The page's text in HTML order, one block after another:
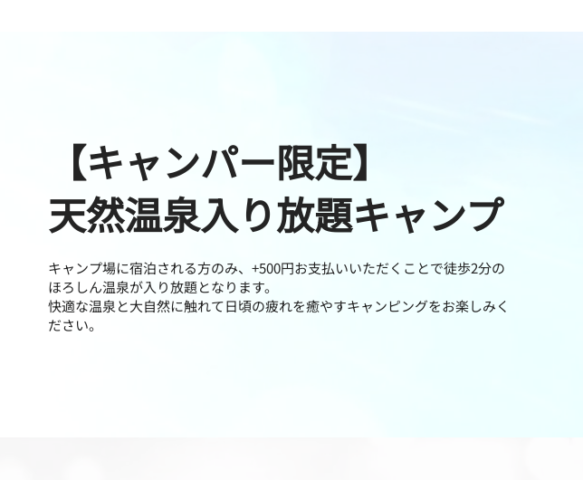
【キャンパー限定】
​天然温泉入り放題キャンプ
キャンプ場に宿泊される方のみ、+500円お支払いいただくことで徒歩2分の
ほろしん温泉が入り放題となります。
快適な温泉と大自然に触れて日頃の疲れを癒やすキャンピングをお楽しみく
ださい。